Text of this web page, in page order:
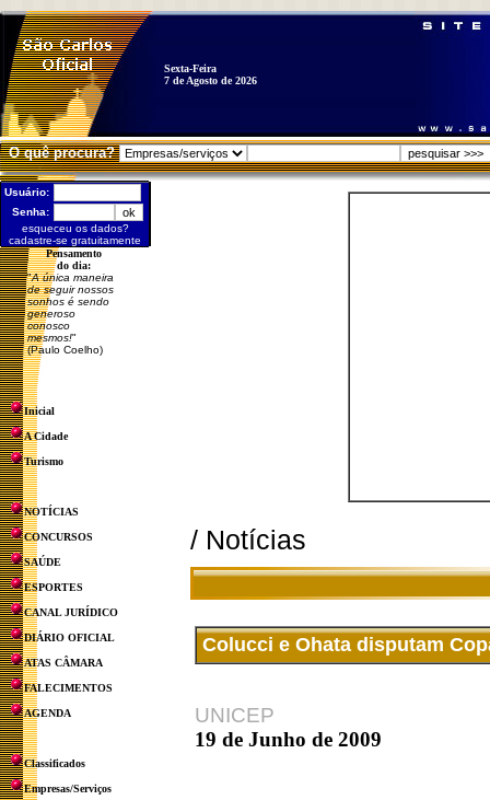
Sexta-Feira
7 de Agosto de 2026
O quê procura?
Usuário:
Senha:
esqueceu os dados?
cadastre-se gratuitamente
Pensamento
do dia:
"A única maneira
de seguir nossos
sonhos é sendo
generoso
conosco
mesmos!"
(Paulo Coelho)
Inicial
A Cidade
Turismo
NOTÍCIAS
CONCURSOS
SAÚDE
ESPORTES
CANAL JURÍDICO
DIÁRIO OFICIAL
ATAS CÂMARA
FALECIMENTOS
AGENDA
Classificados
Empresas/Serviços
/ Notícias
Colucci e Ohata disputam
UNICEP
19 de Junho de 2009